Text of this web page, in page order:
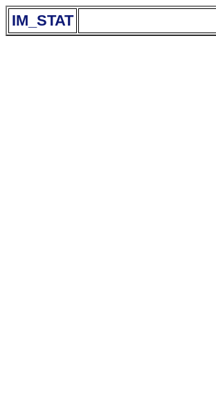
IM_STAT